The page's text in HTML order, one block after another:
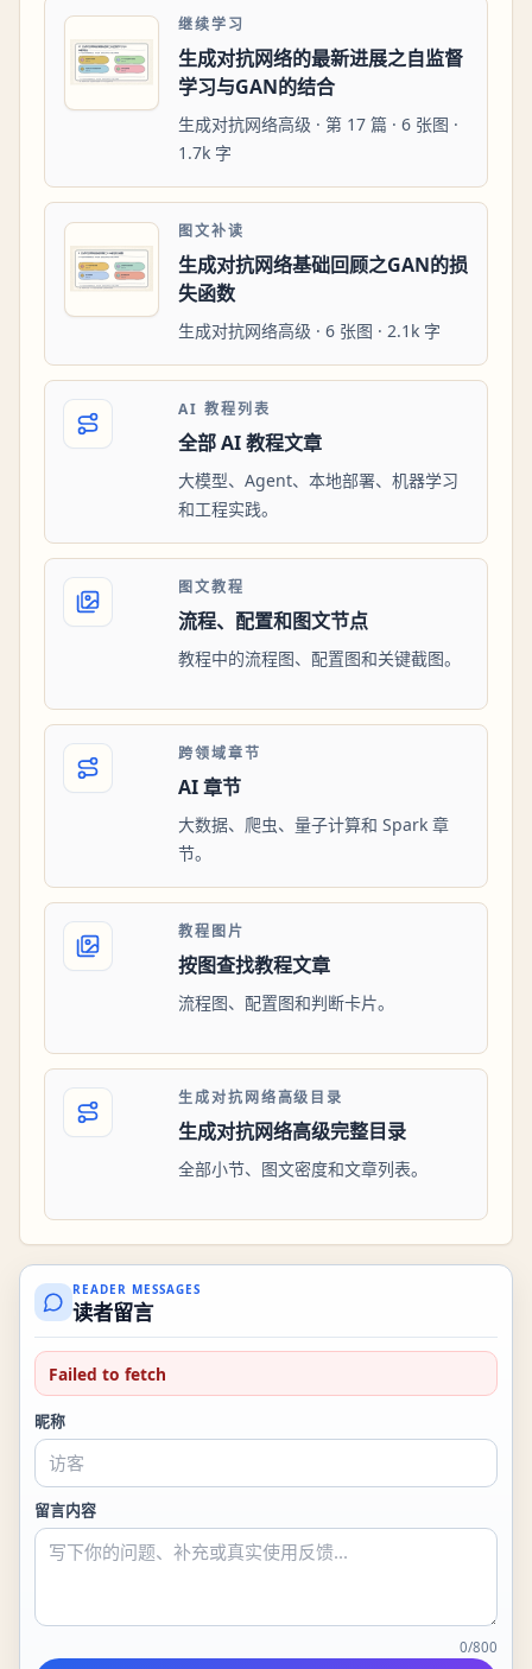
继续学习
生成对抗网络的最新进展之自监督
学习与GAN的结合
生成对抗网络高级 · 第 17 篇 · 6 张图 ·
1.7k 字
图文补读
生成对抗网络基础回顾之GAN的损
失函数
生成对抗网络高级 · 6 张图 · 2.1k 字
AI 教程列表
全部 AI 教程文章
大模型、Agent、本地部署、机器学习
和工程实践。
图文教程
流程、配置和图文节点
教程中的流程图、配置图和关键截图。
跨领域章节
AI 章节
大数据、爬虫、量子计算和 Spark 章
节。
教程图片
按图查找教程文章
流程图、配置图和判断卡片。
生成对抗网络高级目录
生成对抗网络高级完整目录
全部小节、图文密度和文章列表。
READER MESSAGES
读者留言
Failed to fetch
昵称
留言内容
0/800